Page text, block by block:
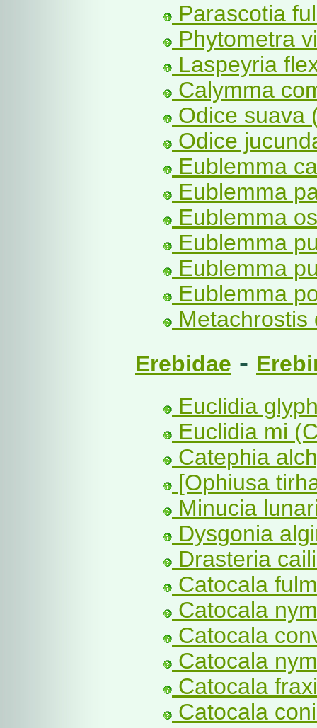
Parascotia
Phytometra
Laspeyria
Calymma
Odice suava
Odice
Eublemma
Eublemma
Eublemma
Eublemma
Eublemma
Eublemma
Metachrostis
Erebidae -
Euclidia
Euclidia mi
Catephia
[Ophiusa
Minucia
Dysgonia
Drasteria
Catocala
Catocala
Catocala
Catocala
Catocala
Catocala